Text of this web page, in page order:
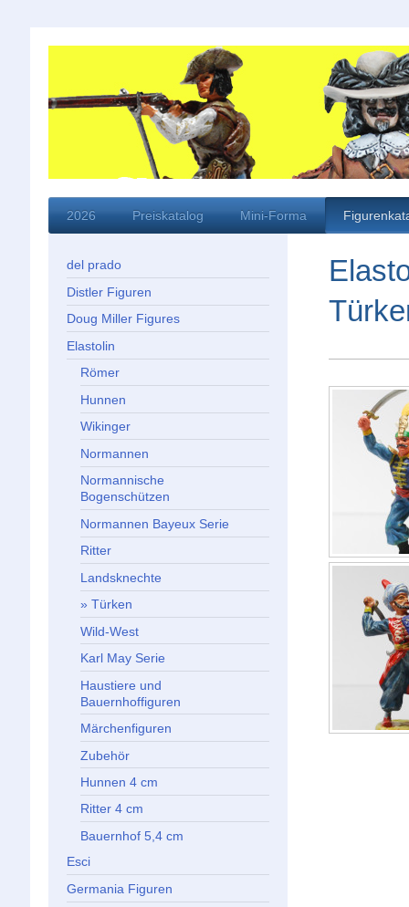
2026 Preiskatalog Mini-Forma
del prado
Distler Figuren
Doug Miller Figures
Elastolin
Römer
Hunnen
Wikinger
Normannen
Normannische
Bogenschützen
Normannen Bayeux Serie
Ritter
Landsknechte
Türken
Wild-West
Karl May Serie
Haustiere und
Bauernhoffiguren
Märchenfiguren
Zubehör
Hunnen 4 cm
Ritter 4 cm
Bauernhof 5,4 cm
Esci
Germania Figuren